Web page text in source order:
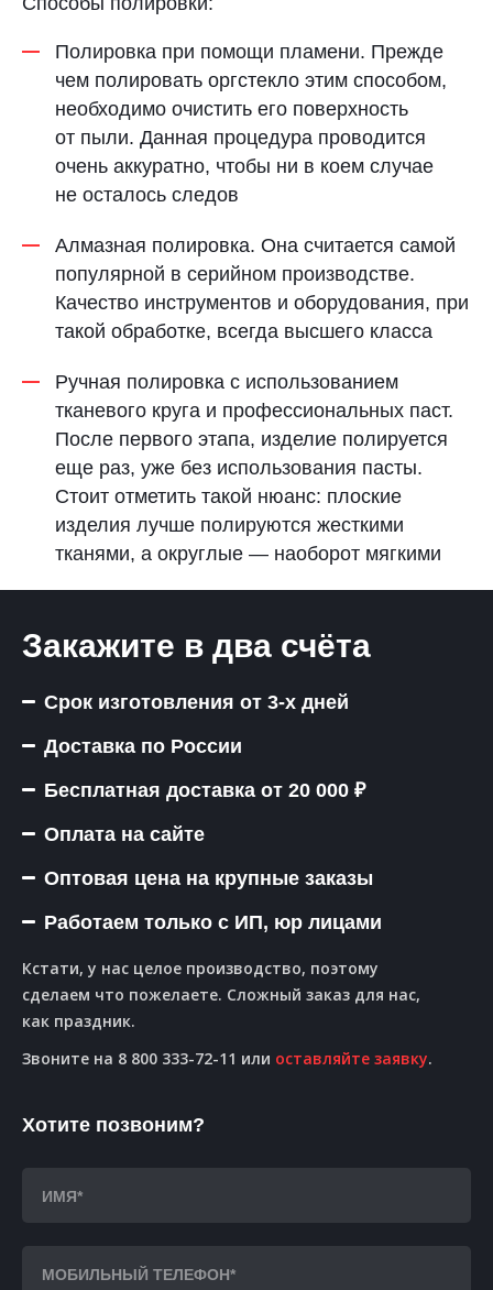
Полировка при помощи пламени. Прежде
чем полировать оргстекло этим способом,
необходимо очистить его поверхность
от пыли. Данная процедура проводится
очень аккуратно, чтобы ни в коем случае
не осталось следов
Алмазная полировка. Она считается самой
популярной в серийном производстве.
Качество инструментов и оборудования, при
такой обработке, всегда высшего класса
Ручная полировка с использованием
тканевого круга и профессиональных паст.
После первого этапа, изделие полируется
еще раз, уже без использования пасты.
Стоит отметить такой нюанс: плоские
изделия лучше полируются жесткими
тканями, а округлые — наоборот мягкими
Закажите в два счёта
Срок изготовления от 3-х дней
Доставка по России
Бесплатная доставка от 20 000 ₽
Оплата на сайте
Оптовая цена на крупные заказы
Работаем только с ИП, юр лицами
Кстати, у нас целое производство, поэтому
сделаем что пожелаете. Сложный заказ для нас,
как праздник.
Звоните на 8 800 333-72-11 или оставляйте заявку.
Хотите позвоним?